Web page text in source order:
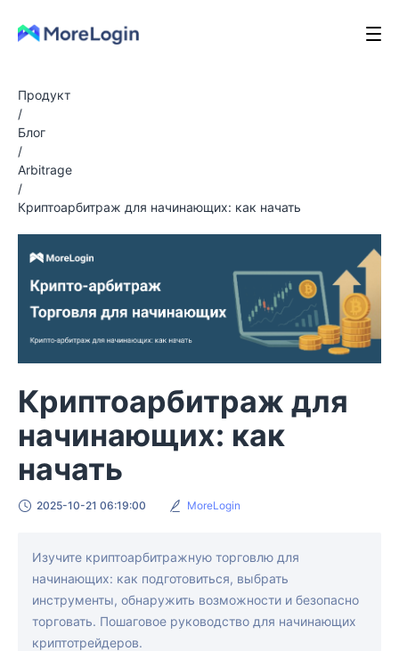
Продукт
/
Блог
/
Arbitrage
/
Криптоарбитраж для начинающих: как начать
Криптоарбитраж для
начинающих: как
начать
2025-10-21 06:19:00 MoreLogin
Изучите криптоарбитражную торговлю для
начинающих: как подготовиться, выбрать
инструменты, обнаружить возможности и безопасно
торговать. Пошаговое руководство для начинающих
криптотрейдеров.